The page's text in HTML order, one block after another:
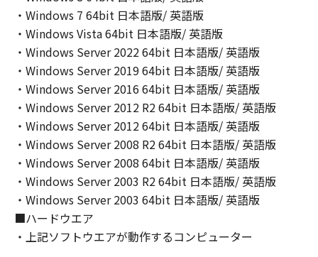
(2) キヤノン、キヤノンのライセンサー、キヤノ
ンの子会社、キヤノンの関連会社、それらの販
売代理店または販売店のいずれも、「本ソフト
ウェア」の使用または使用不能から生ずるいか
なる損害（逸失利益およびその他の派生的また
は付随的な損害を含むがこれらに限定されない
全ての損害を言います。）について、適用法で
認められる限り、一切の責任を負わないものと
します。たとえ、キヤノン、キヤノンのライセ
ンサー、キヤノンの子会社、キヤノンの関連会
社、それらの販売代理店または販売店がかかる
損害の可能性について知らされていた場合でも
同様です。
(3) キヤノン、キヤノンのライセンサー、キヤノ
ンの子会社、キヤノンの関連会社、それらの販
・Windows 7 64bit 日本語版/ 英語版
・Windows Vista 64bit 日本語版/ 英語版
・Windows Server 2022 64bit 日本語版/ 英語版
・Windows Server 2019 64bit 日本語版/ 英語版
・Windows Server 2016 64bit 日本語版/ 英語版
・Windows Server 2012 R2 64bit 日本語版/ 英語版
・Windows Server 2012 64bit 日本語版/ 英語版
・Windows Server 2008 R2 64bit 日本語版/ 英語版
・Windows Server 2008 64bit 日本語版/ 英語版
・Windows Server 2003 R2 64bit 日本語版/ 英語版
・Windows Server 2003 64bit 日本語版/ 英語版
■ハードウエア
・上記ソフトウエアが動作するコンピューター